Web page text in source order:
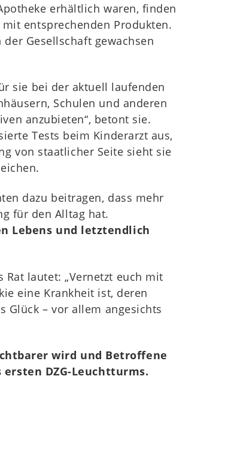
erhältlich waren, finden
entsprechenden Produkten.
Gesellschaft gewachsen
sie bei der aktuell laufenden
Schulen und anderen
anzubieten“, betont sie.
Tests beim Kinderarzt aus,
von staatlicher Seite sieht sie
dazu beitragen, dass mehr
für den Alltag hat.
Lebens und letztendlich
lautet: „Vernetzt euch mit
eine Krankheit ist, deren
Glück – vor allem angesichts
wird und Betroffene
DZG-Leuchtturms.